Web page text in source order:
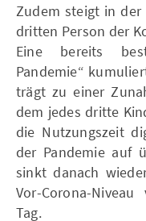
Zudem steigt in der
dritten Person der
Eine bereits
Pandemie“
trägt zu einer
dem jedes dritte
die Nutzungszeit
der Pandemie auf
sinkt danach
Vor-Corona-
Tag.